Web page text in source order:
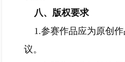
八、版权要求
1.参赛作品应为原创作
议。